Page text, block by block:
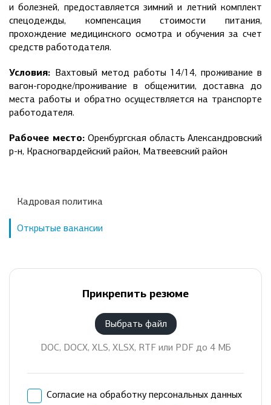
и болезней, предоставляется зимний и летний комплект
спецодежды, компенсация стоимости питания,
прохождение медицинского осмотра и обучения за счет
средств работодателя.
Условия: Вахтовый метод работы 14/14, проживание в
вагон-городке/проживание в общежитии, доставка до
места работы и обратно осуществляется на транспорте
работодателя.
Рабочее место: Оренбургская область Александровский
р-н, Красногвардейский район, Матвеевский район
Кадровая политика
Открытые вакансии
Прикрепить резюме
Выбрать файл
DOC, DOCX, XLS, XLSX, RTF или PDF до 4 МБ
Согласие на обработку персональных данных